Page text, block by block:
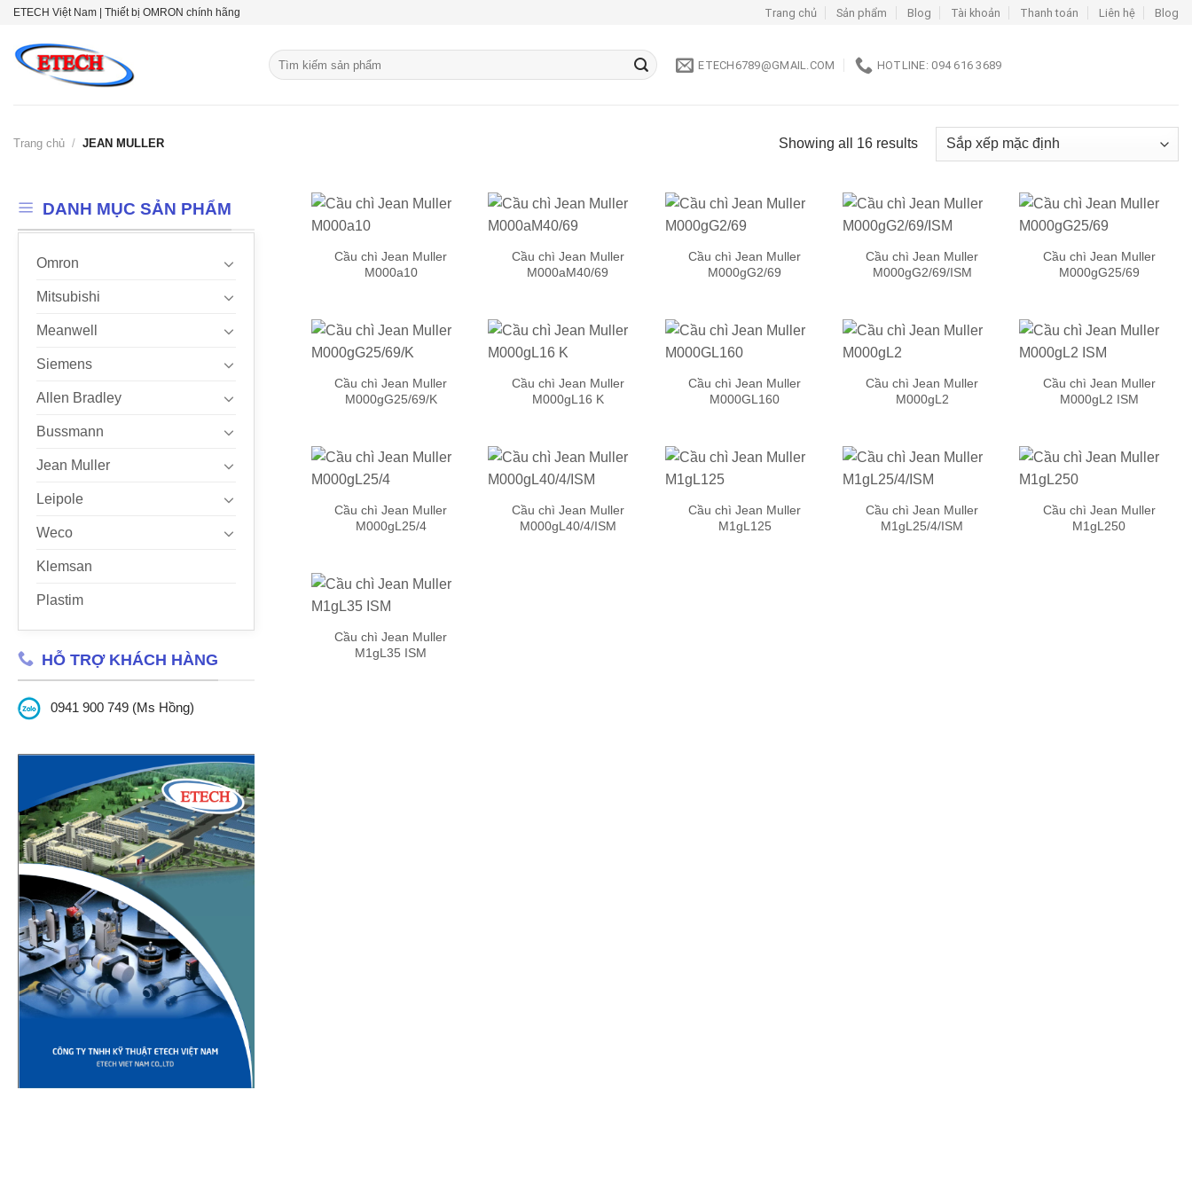
Skip
content
ETECH Việt Nam | Thiết bị OMRON chính hãng Trang chủ Sản phẩm Blog Tài khoản Thanh toán Liên hệ Blog
Tìm
kiếm:
ETECH6789@GMAIL.COM HOTLINE: 094 616 3689
Trang chủ / JEAN MULLER Showing all 16 results
DANH MỤC SẢN PHẨM
Omron
Mitsubishi
Meanwell
Siemens
Allen Bradley
Bussmann
Jean Muller
Leipole
Weco
Klemsan
Plastim
HỖ TRỢ KHÁCH HÀNG
0941 900 749 (Ms Hồng)
Cầu chì Jean Muller
M000a10
Add to
Cầu chì Jean Muller
M000aM40/69
Add to
Cầu chì Jean Muller
M000gG2/69
Add to
Cầu chì Jean Muller
M000gG2/69/ISM
Add to
Cầu chì Jean Muller
M000gG25/69
Add to
Cầu chì Jean Muller
M000gG25/69/K
Add to
Cầu chì Jean Muller
M000gL16 K
Add to
Cầu chì Jean Muller
M000GL160
Cầu chì Jean Muller
M000gL2
Add to
Cầu chì Jean Muller
M000gL2 ISM
Add to
Cầu chì Jean Muller
M000gL25/4
Add to
Cầu chì Jean Muller
M000gL40/4/ISM
Cầu chì Jean Muller
M1gL125
Add to
Cầu chì Jean Muller
M1gL25/4/ISM
Cầu chì Jean Muller
M1gL250
Add to
Cầu chì Jean Muller
M1gL35 ISM